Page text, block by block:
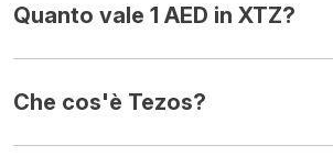
Quanto vale 1 AED in XTZ?
Che cos'è Tezos?